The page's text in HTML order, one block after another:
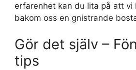
erfarenhet kan du lita på att vi
bakom oss en gnistrande
Gör det själv –
tips